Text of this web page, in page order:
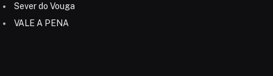
Sever do Vouga
VALE A PENA